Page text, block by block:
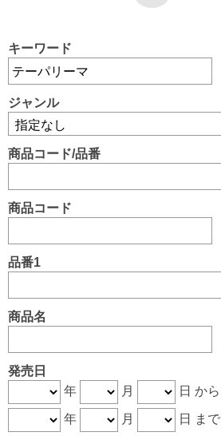
キーワード
ジャンル
商品コード/品番
商品コード
品番1
商品名
発売日
年
月
日 から
年
月 日 まで